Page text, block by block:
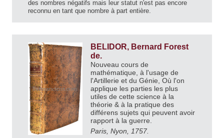
des nombres négatifs mais leur statut n'est pas encore
reconnu en tant que nombre à part entière.
BELIDOR, Bernard Forest
de.
Nouveau cours de
mathématique, à l'usage de
l'Artillerie et du Génie, Où l'on
applique les parties les plus
utiles de cette science à la
théorie & à la pratique des
différens sujets qui peuvent avoir
rapport à la guerre.
Paris, Nyon, 1757.